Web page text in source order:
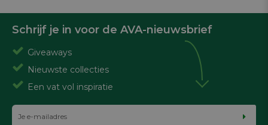
Schrijf je in voor de AVA-nieuwsbrief
Giveaways
Nieuwste collecties
Een vat vol inspiratie